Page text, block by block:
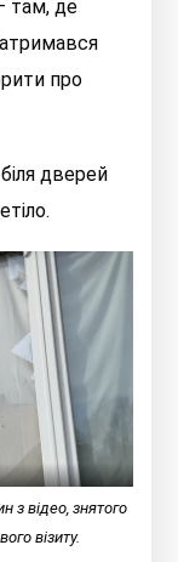
там, де
про
дверей
з відео, знятого
візиту.